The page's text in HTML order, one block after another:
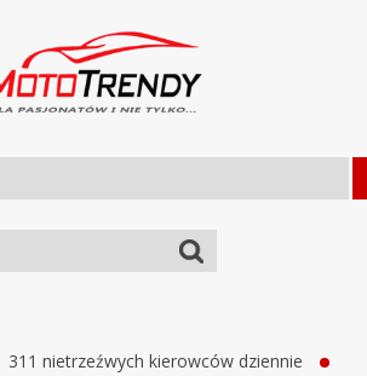
311 nietrzeźwych kierowców dziennie